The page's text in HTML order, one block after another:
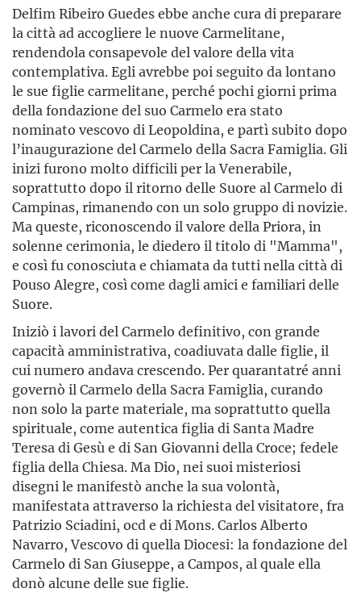
Delfim Ribeiro Guedes ebbe anche cura di preparare
la città ad accogliere le nuove Carmelitane,
rendendola consapevole del valore della vita
contemplativa. Egli avrebbe poi seguito da lontano
le sue figlie carmelitane, perché pochi giorni prima
della fondazione del suo Carmelo era stato
nominato vescovo di Leopoldina, e partì subito dopo
l’inaugurazione del Carmelo della Sacra Famiglia. Gli
inizi furono molto difficili per la Venerabile,
soprattutto dopo il ritorno delle Suore al Carmelo di
Campinas, rimanendo con un solo gruppo di novizie.
Ma queste, riconoscendo il valore della Priora, in
solenne cerimonia, le diedero il titolo di "Mamma",
e così fu conosciuta e chiamata da tutti nella città di
Pouso Alegre, così come dagli amici e familiari delle
Suore.
Iniziò i lavori del Carmelo definitivo, con grande
capacità amministrativa, coadiuvata dalle figlie, il
cui numero andava crescendo. Per quarantatré anni
governò il Carmelo della Sacra Famiglia, curando
non solo la parte materiale, ma soprattutto quella
spirituale, come autentica figlia di Santa Madre
Teresa di Gesù e di San Giovanni della Croce; fedele
figlia della Chiesa. Ma Dio, nei suoi misteriosi
disegni le manifestò anche la sua volontà,
manifestata attraverso la richiesta del visitatore, fra
Patrizio Sciadini, ocd e di Mons. Carlos Alberto
Navarro, Vescovo di quella Diocesi: la fondazione del
Carmelo di San Giuseppe, a Campos, al quale ella
donò alcune delle sue figlie.